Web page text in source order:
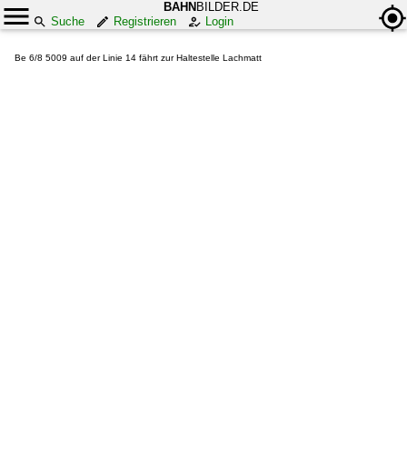
BAHN BILDER.DE
Suche
Registrieren Login
Be 6/8 5009 auf der Linie 14 fährt zur Haltestelle Lachmatt